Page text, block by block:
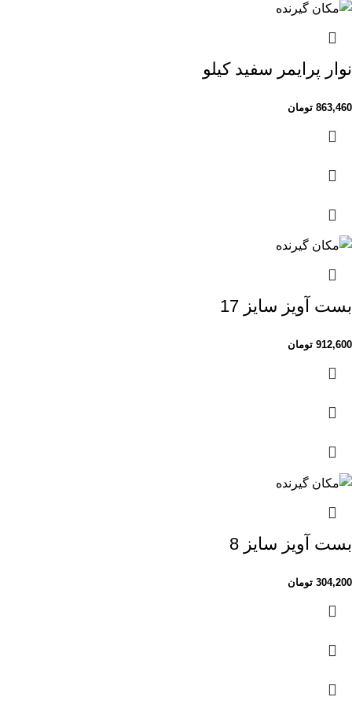
نوار پرایمر سفید کیلو
863,460 تومان
بست آویز سایز 17
912,600 تومان
بست آویز سایز 8
304,200 تومان